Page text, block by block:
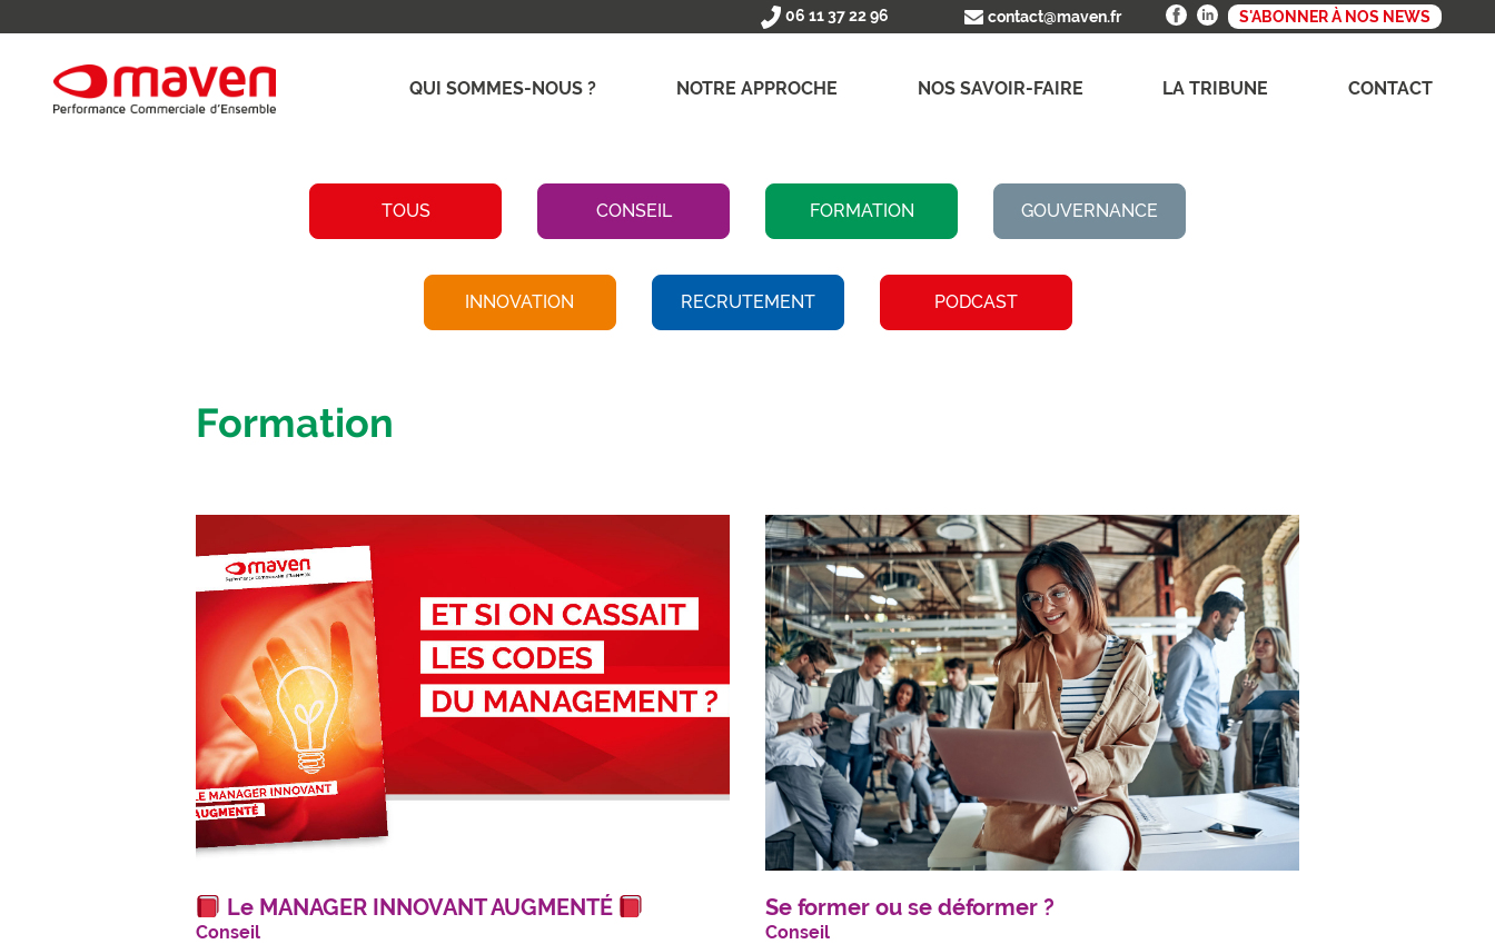
06 11 37 22 96 contact@maven.fr S'ABONNER À NOS NEWS
QUI SOMMES-NOUS ? NOTRE APPROCHE NOS SAVOIR-FAIRE LA TRIBUNE CONTACT
TOUS CONSEIL FORMATION GOUVERNANCE
INNOVATION RECRUTEMENT PODCAST
Formation
Le MANAGER INNOVANT AUGMENTÉ
Conseil
Se former ou se déformer ?
Conseil